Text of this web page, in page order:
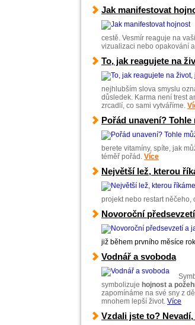
Jak manifestovat
cestě. Vesmír reaguje na
vizualizaci nebo opakování
To, jak reagujete na
nejhlubším slova smyslu
důsledek. Karma není trest
zrcadlí, co sami vytváříme.
Pořád unavení?
berete vitamíny, spíte, jak
téměř pořád. Více
Největší lež, kterou
projekt nebo restart něčeho,
Novoroční
již během prvního měsíce
Vodnář a svoboda
symbolizuje hojnost a
zapomínáme na své sny z
mnohem lepší život. Více
Vzdali jste to?